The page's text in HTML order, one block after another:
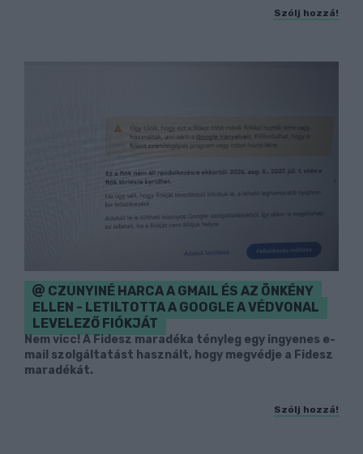
Szólj hozzá!
CZUNYINÉ HARCA A GMAIL ÉS AZ ÖNKÉNY
ELLEN - LETILTOTTA A GOOGLE A VÉDVONAL
LEVELEZŐ FIÓKJÁT
Nem vicc! A Fidesz maradéka tényleg egy ingyenes e-
mail szolgáltatást használt, hogy megvédje a Fidesz
maradékát.
Szólj hozzá!